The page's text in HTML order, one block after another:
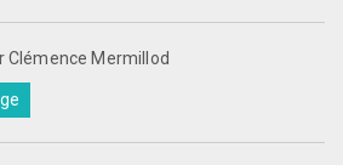
Clémence Mermillod